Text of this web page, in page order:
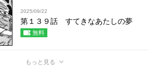
2025/09/22
第１３９話 すてきなあたしの夢
無料
もっと見る